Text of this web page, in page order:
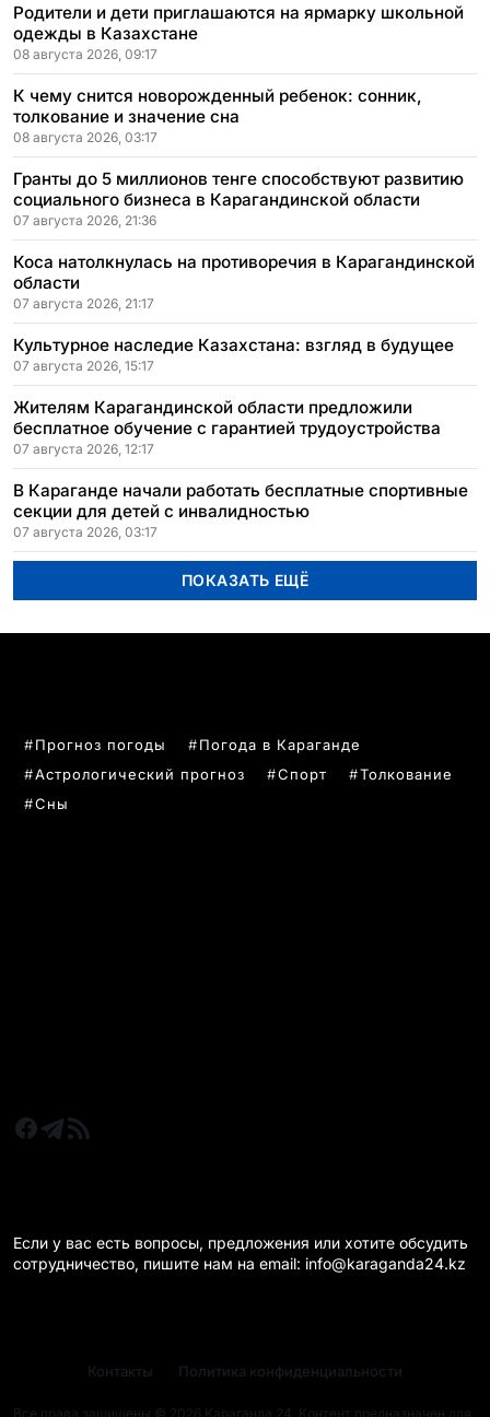
Родители и дети приглашаются на ярмарку школьной
одежды в Казахстане
08 августа 2026, 09:17
К чему снится новорожденный ребенок: сонник,
толкование и значение сна
08 августа 2026, 03:17
Гранты до 5 миллионов тенге способствуют развитию
социального бизнеса в Карагандинской области
07 августа 2026, 21:36
Коса натолкнулась на противоречия в Карагандинской
области
07 августа 2026, 21:17
Культурное наследие Казахстана: взгляд в будущее
07 августа 2026, 15:17
Жителям Карагандинской области предложили
бесплатное обучение с гарантией трудоустройства
07 августа 2026, 12:17
В Караганде начали работать бесплатные спортивные
секции для детей с инвалидностью
07 августа 2026, 03:17
ПОКАЗАТЬ ЕЩЁ
Прогноз погоды
Погода в Караганде
Астрологический прогноз
Спорт
Толкование
Сны
Если у вас есть вопросы, предложения или хотите обсудить
сотрудничество, пишите нам на email: info@karaganda24.kz
Все права защищены © 2026 Караганда 24. Контент предназначен для
Контакты Политика конфиденциальности